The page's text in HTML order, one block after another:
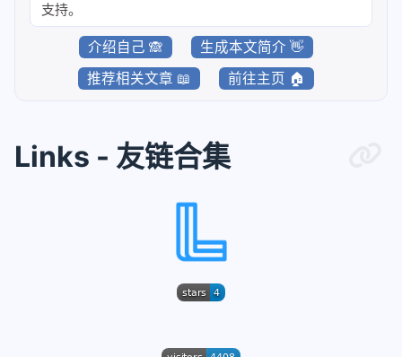
支持。
介绍自己 🙈
生成本文简介 👋
推荐相关文章 📖
前往主页 🏠
Links - 友链合集